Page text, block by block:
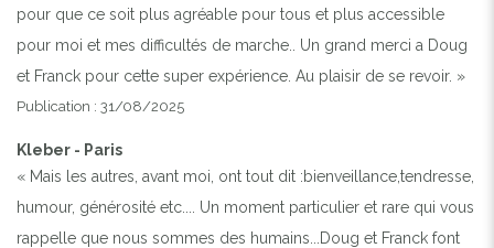
pour que ce soit plus agréable pour tous et plus accessible
pour moi et mes difficultés de marche.. Un grand merci a Doug
et Franck pour cette super expérience. Au plaisir de se revoir. »
Publication : 31/08/2025
Kleber - Paris
« Mais les autres, avant moi, ont tout dit :bienveillance,tendresse,
humour, générosité etc.... Un moment particulier et rare qui vous
rappelle que nous sommes des humains...Doug et Franck font